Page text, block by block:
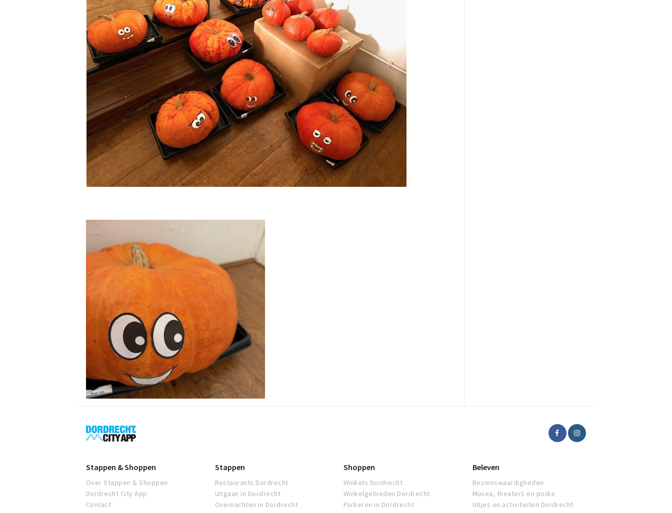
Dordrecht
City
Stappen & Shoppen
Over Stappen & Shoppen
Dordrecht City App
Contact
Stappen
Restaurants Dordrecht
Uitgaan in Dordrecht
Overnachten in Dordrecht
Shoppen
Winkels Dordrecht
Winkelgebieden Dordrecht
Parkeren in Dordrecht
Beleven
Bezienswaardigheden
Musea, theaters en podia
Uitjes en activiteiten Dordrecht